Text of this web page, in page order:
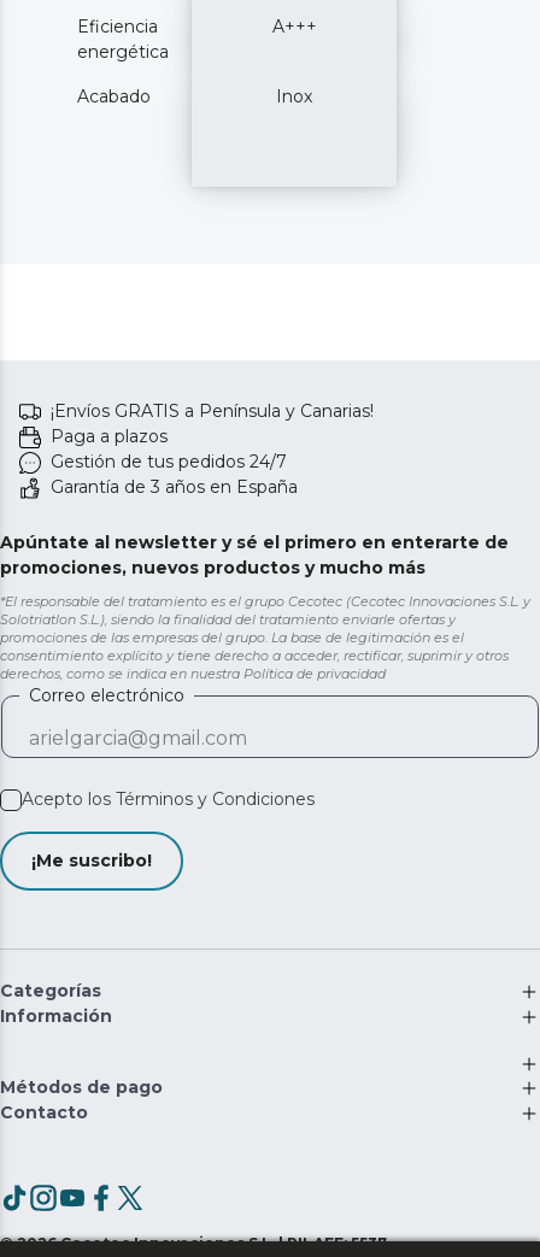
Eficiencia
energética
A+++
Acabado Inox
¡Envíos GRATIS a Península y Canarias!
Paga a plazos
Gestión de tus pedidos 24/7
Garantía de 3 años en España
Apúntate al newsletter y sé el primero en enterarte de
promociones, nuevos productos y mucho más
*El responsable del tratamiento es el grupo Cecotec (Cecotec Innovaciones S.L. y
Solotriatlon S.L.), siendo la finalidad del tratamiento enviarle ofertas y
promociones de las empresas del grupo. La base de legitimación es el
consentimiento explícito y tiene derecho a acceder, rectificar, suprimir y otros
derechos, como se indica en nuestra Política de privacidad
Correo electrónico
Acepto los Términos y Condiciones
¡Me suscribo!
Categorías
Información
Métodos de pago
Contacto
©2026 Cecotec Innovaciones S.L. | RII-AEE: 5537